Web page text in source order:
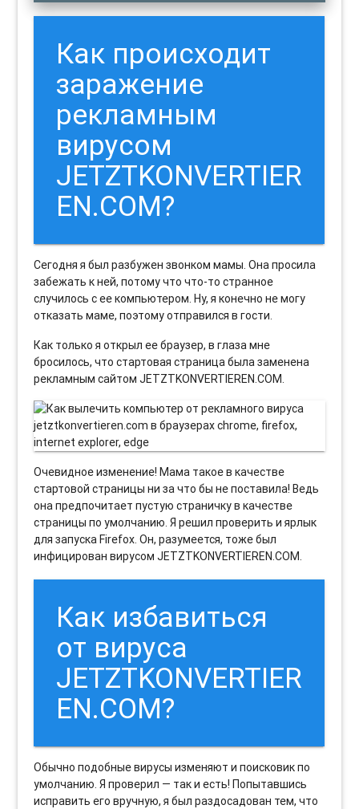
Как происходит
заражение
рекламным
вирусом
JETZTKONVERTIER
EN.COM?
Сегодня я был разбужен звонком мамы. Она просила
забежать к ней, потому что что-то странное
случилось с ее компьютером. Ну, я конечно не могу
отказать маме, поэтому отправился в гости.
Как только я открыл ее браузер, в глаза мне
бросилось, что стартовая страница была заменена
рекламным сайтом JETZTKONVERTIEREN.COM.
Очевидное изменение! Мама такое в качестве
стартовой страницы ни за что бы не поставила! Ведь
она предпочитает пустую страничку в качестве
страницы по умолчанию. Я решил проверить и ярлык
для запуска Firefox. Он, разумеется, тоже был
инфицирован вирусом JETZTKONVERTIEREN.COM.
Как избавиться
от вируса
JETZTKONVERTIER
EN.COM?
Обычно подобные вирусы изменяют и поисковик по
умолчанию. Я проверил — так и есть! Попытавшись
исправить его вручную, я был раздосадован тем, что